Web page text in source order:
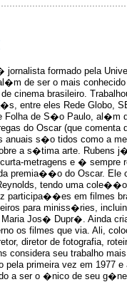
jornalista formado pela
de ser o mais
cinema brasileiro.
entre eles Rede Globo,
Folha de S�o Paulo, al�m
do Oscar (que comenta
anuais s�o tidos como a
a s�tima arte. Rubens
metragens e � sempre
premia��o do Oscar. Ele
tendo uma
participa��es em filmes
para miniss�ries,
Maria Jos� Dupr�. Ainda
os filmes que via. Ali,
diretor de fotografia,
considera seu trabalho
pela primeira vez em 1977 e
a ser o �nico de seu